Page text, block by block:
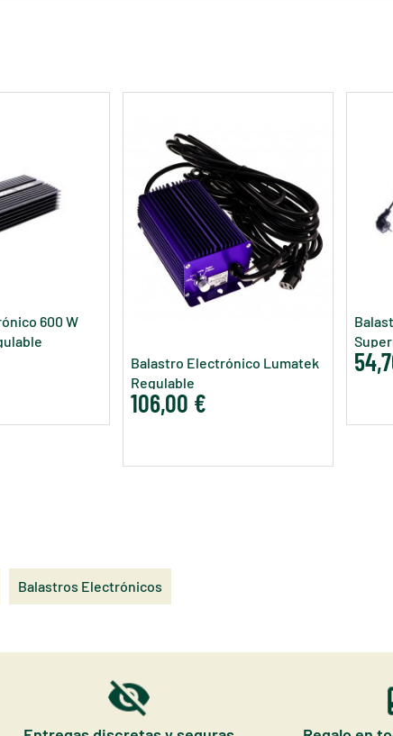
600 W
Balastro Electrónico Lumatek
Regulable
106,00 €
Balastros Electrónicos